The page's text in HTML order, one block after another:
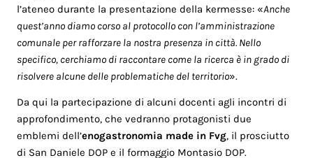
l’ateneo durante la presentazione della kermesse: «Anche
quest’anno diamo corso al protocollo con l’amministrazione
comunale per rafforzare la nostra presenza in città. Nello
specifico, cerchiamo di raccontare come la ricerca è in grado di
risolvere alcune delle problematiche del territorio».
Da qui la partecipazione di alcuni docenti agli incontri di
approfondimento, che vedranno protagonisti due
emblemi dell’enogastronomia made in Fvg, il prosciutto
di San Daniele DOP e il formaggio Montasio DOP.